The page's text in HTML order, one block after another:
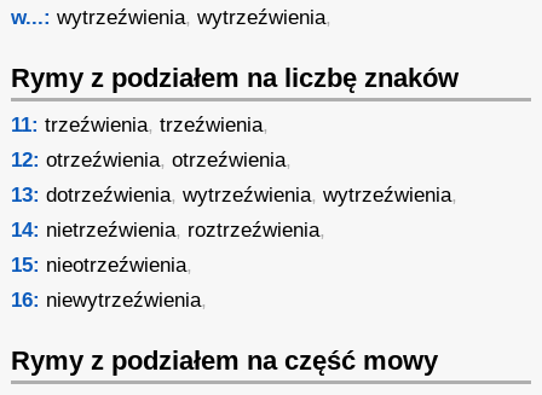
w...: wytrzeźwienia,wytrzeźwienia,
Rymy z podziałem na liczbę znaków
11: trzeźwienia,trzeźwienia,
12: otrzeźwienia,otrzeźwienia,
13: dotrzeźwienia,wytrzeźwienia,wytrzeźwienia,
14: nietrzeźwienia, roztrzeźwienia,
15: nieotrzeźwienia,
16: niewytrzeźwienia,
Rymy z podziałem na część mowy